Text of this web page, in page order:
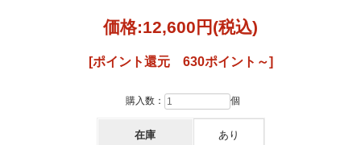
価格:12,600円 (税込)
[ポイント還元 630ポイント～]
購入数： 個
在庫 あり